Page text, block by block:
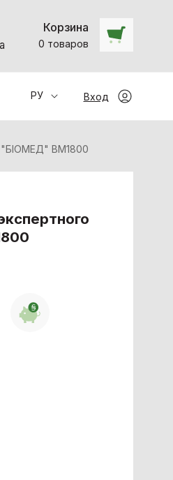
Корзина
0 товаров
РУ Вход
BM1800